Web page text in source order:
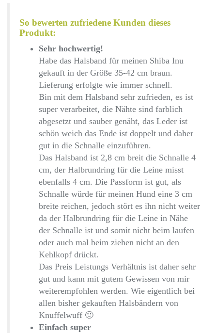
So bewerten zufriedene Kunden dieses
Produkt:
Sehr hochwertig!
Habe das Halsband für meinen Shiba Inu
gekauft in der Größe 35-42 cm braun.
Lieferung erfolgte wie immer schnell.
Bin mit dem Halsband sehr zufrieden, es ist
super verarbeitet, die Nähte sind farblich
abgesetzt und sauber genäht, das Leder ist
schön weich das Ende ist doppelt und daher
gut in die Schnalle einzuführen.
Das Halsband ist 2,8 cm breit die Schnalle 4
cm, der Halbrundring für die Leine misst
ebenfalls 4 cm. Die Passform ist gut, als
Schnalle würde für meinen Hund eine 3 cm
breite reichen, jedoch stört es ihn nicht weiter
da der Halbrundring für die Leine in Nähe
der Schnalle ist und somit nicht beim laufen
oder auch mal beim ziehen nicht an den
Kehlkopf drückt.
Das Preis Leistungs Verhältnis ist daher sehr
gut und kann mit gutem Gewissen von mir
weiterempfohlen werden. Wie eigentlich bei
allen bisher gekauften Halsbändern von
Knuffelwuff 🙂
Einfach super